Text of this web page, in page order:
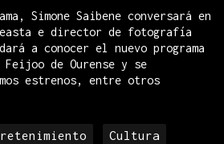
Simone Saibene conversará en
e director de fotografía
a conocer el nuevo programa
de Ourense y se
estrenos, entre otros
Cultura